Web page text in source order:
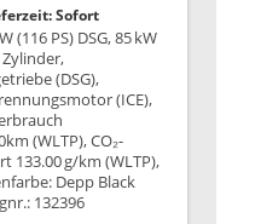
Sofort
(116 PS) DSG, 85 kW
Zylinder,
(DSG),
(ICE),
(WLTP), CO₂-
133.00 g/km (WLTP),
Depp Black
132396